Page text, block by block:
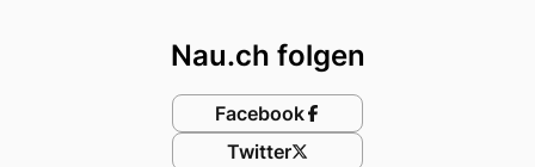
Nau.ch folgen
Facebook
Twitter